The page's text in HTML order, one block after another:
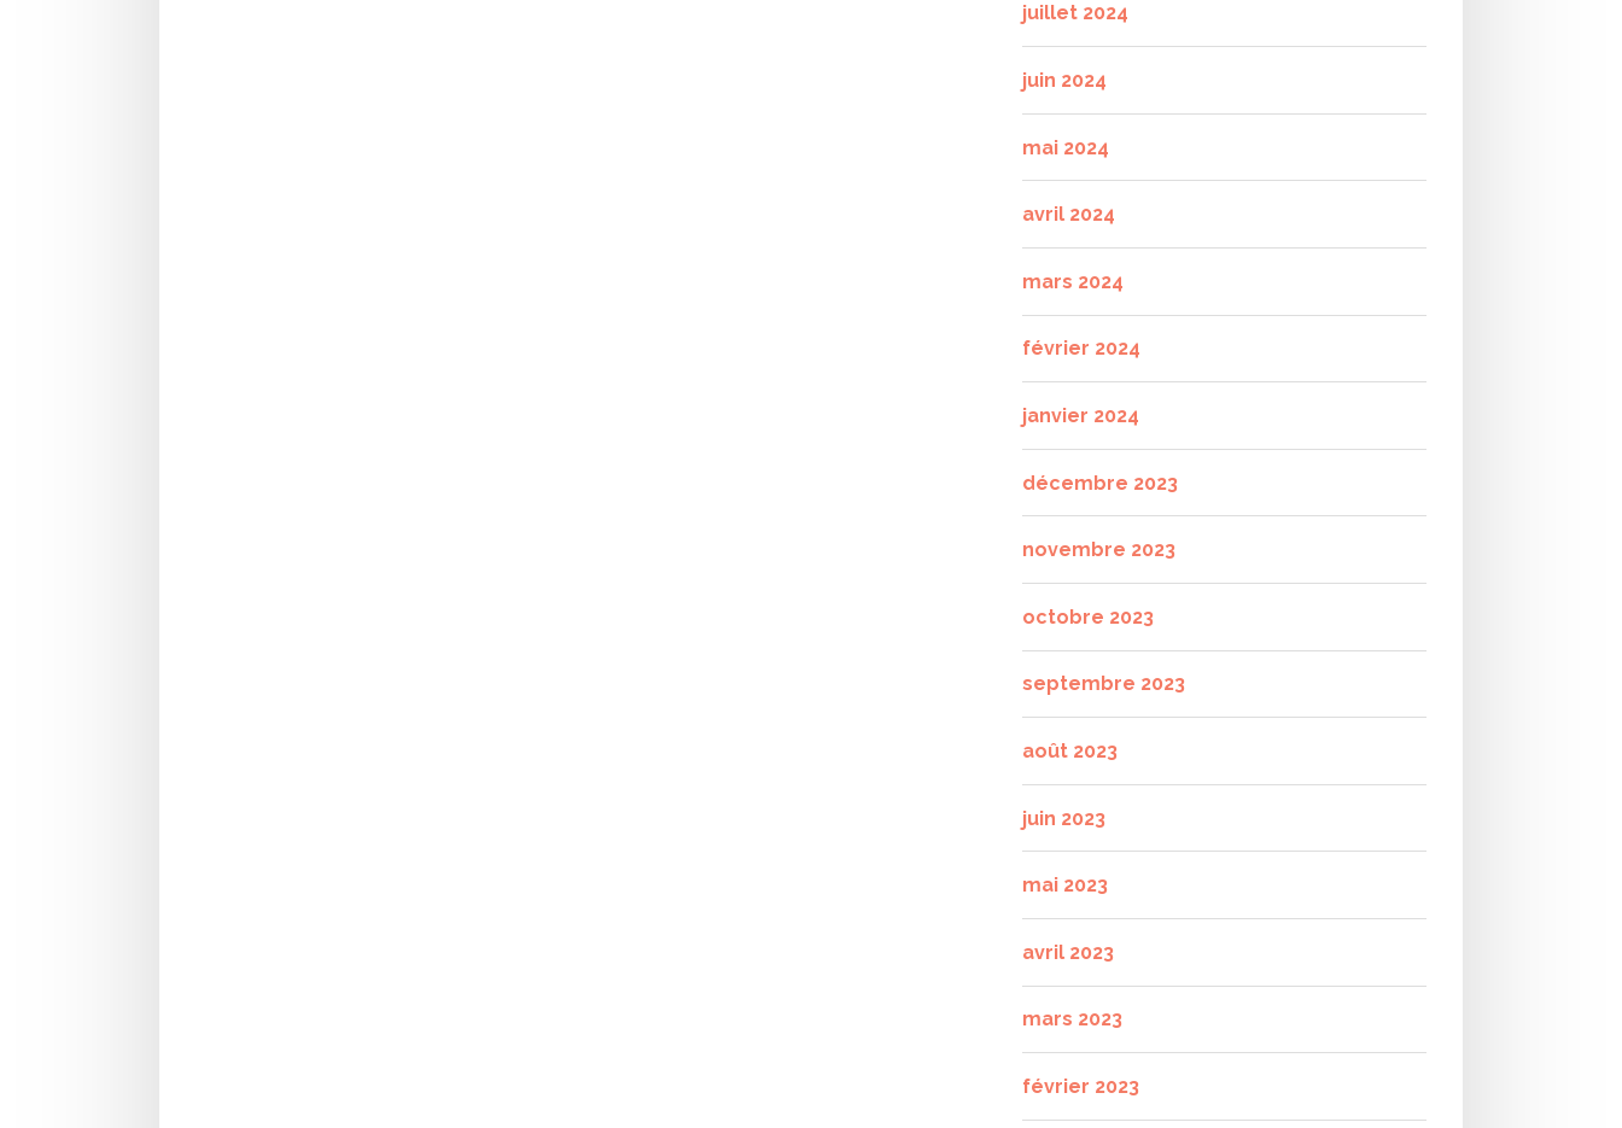
juillet 2024
juin 2024
mai 2024
avril 2024
mars 2024
février 2024
janvier 2024
décembre 2023
novembre 2023
octobre 2023
septembre 2023
août 2023
juin 2023
mai 2023
avril 2023
mars 2023
février 2023